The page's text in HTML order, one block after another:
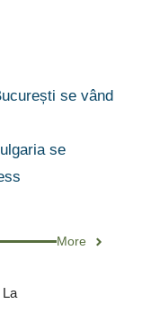
se vând
se
More
La